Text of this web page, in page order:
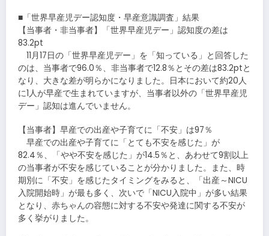
■「世界早産児デー認知度・早産意識調査」結果
【当事者・非当事者】「世界早産児デー」認知度の差は
83.2pt
11月17日の「世界早産児デー」を「知っている」と回答した
のは、当事者で96.0％、非当事者で12.8％とその差は83.2ptと
なり、大きな差が明らかになりました。日本において約20人
に1人が早産で生まれていますが、当事者以外の「世界早産児
デー」認知は進んでいません。
【当事者】早産での出産や子育てに「不安」は97％
早産での出産や子育てに「とても不安を感じた」が
82.4％、「やや不安を感じた」が14.5％と、あわせて9割以上
の当事者が不安を感じていることが分かりました。また、時
期別に「不安」を感じたタイミングをみると、「出産～NICU
入院開始時」が最も多く、次いで「NICU入院中」が多い結果
となり、赤ちゃんの容態に対する不安や発達に関する不安が
多く挙がりました。